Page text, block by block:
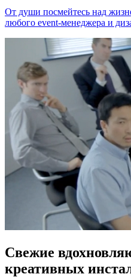
От души посмейтесь над
любого event-менеджера и
Свежие
креативных